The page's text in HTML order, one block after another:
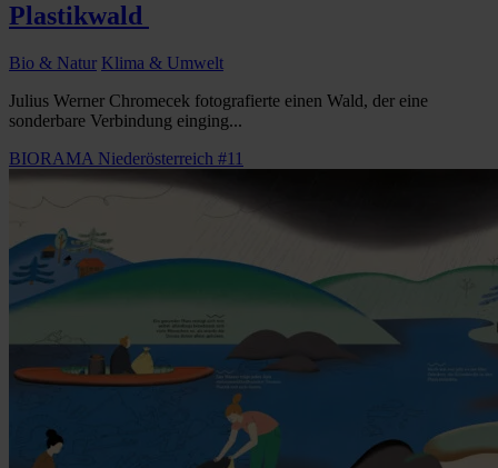
Plastikwald
Bio & Natur Klima & Umwelt
Julius Werner Chromecek fotografierte einen Wald, der eine
sonderbare Verbindung einging...
BIORAMA Niederösterreich #11